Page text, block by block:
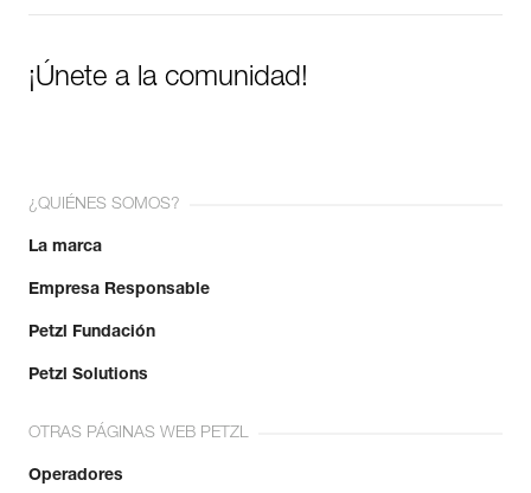
Importe y exporte de forma sencilla los datos de sus EPI.
fabricación.
¡Únete a la comunidad!
¿QUIÉNES SOMOS?
La marca
Empresa Responsable
Petzl Fundación
Petzl Solutions
OTRAS PÁGINAS WEB PETZL
Operadores